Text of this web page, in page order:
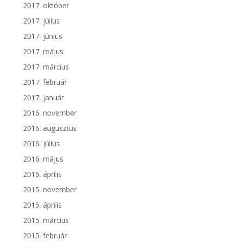
2017. október
2017. július
2017. június
2017. május
2017. március
2017. február
2017. január
2016. november
2016. augusztus
2016. július
2016. május
2016. április
2015. november
2015. április
2015. március
2015. február